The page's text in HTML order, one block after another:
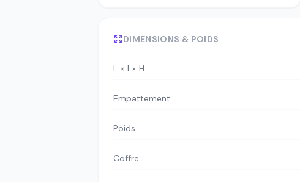
DIMENSIONS & POIDS
L × l × H
Empattement
Poids
Coffre